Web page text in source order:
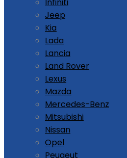
Infiniti
Jeep
Kia
Lada
Lancia
Land Rover
Lexus
Mazda
Mercedes-Benz
Mitsubishi
Nissan
Opel
Peugeut